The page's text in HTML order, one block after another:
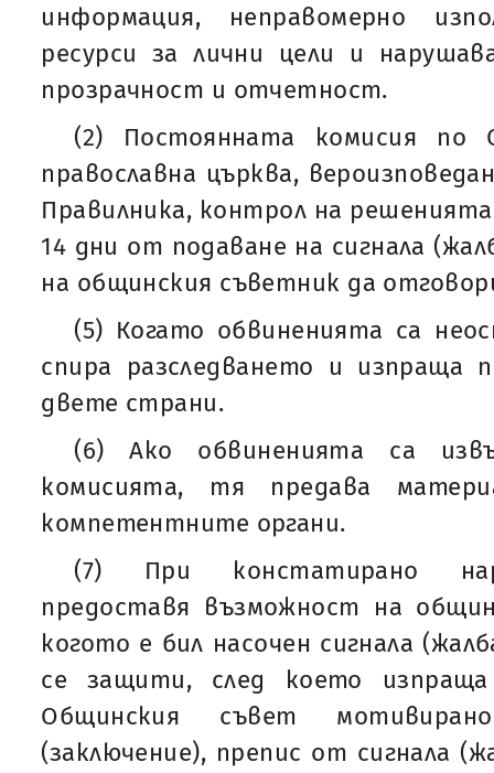
информация, неправомерно
ресурси за лични цели и
прозрачност и отчетност.
(2) Постоянната комисия по
православна църква,
Правилника, контрол на
14 дни от подаване на сигнала
на общинския съветник да
(5) Когато обвиненията са
спира разследването и изпраща
двете страни.
(6) Ако обвиненията са
комисията, тя предава
компетентните органи.
(7) При констатирано
предоставя възможност на
когото е бил насочен сигнала
се защити, след което
Общинския съвет
(заключение), препис от сигнала